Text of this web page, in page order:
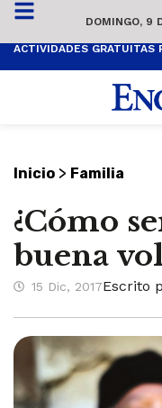
DOMINGO, 9
Inicio > Familia
¿Cómo
buena
15 Dic, 2017Escrito